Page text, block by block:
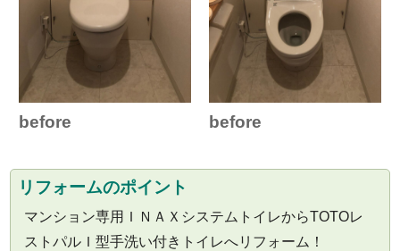
before before
リフォームのポイント
マンション専用ＩＮＡＸシステムトイレからTOTOレ
ストパルＩ型手洗い付きトイレへリフォーム！